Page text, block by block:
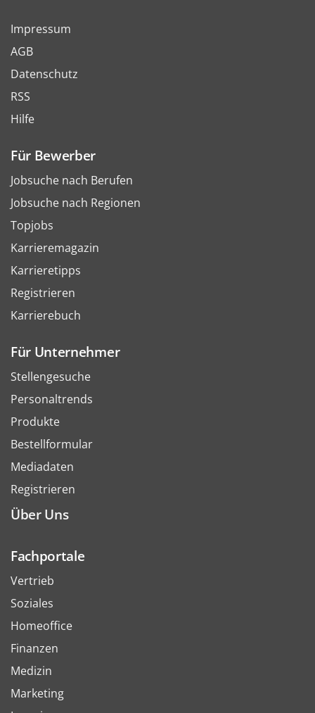
Impressum
AGB
Datenschutz
RSS
Hilfe
Für Bewerber
Jobsuche nach Berufen
Jobsuche nach Regionen
Topjobs
Karrieremagazin
Karrieretipps
Registrieren
Karrierebuch
Für Unternehmer
Stellengesuche
Personaltrends
Produkte
Bestellformular
Mediadaten
Registrieren
Über Uns
Fachportale
Vertrieb
Soziales
Homeoffice
Finanzen
Medizin
Marketing